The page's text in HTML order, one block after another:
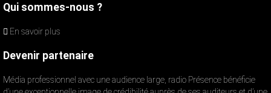
Qui sommes-nous ?
En savoir plus
Devenir partenaire
Média professionnel avec une audience large, radio Présence bénéficie